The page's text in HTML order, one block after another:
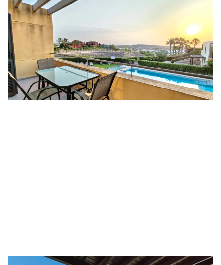
Piso de obra nueva con vistas al mar, piscina y
PUERTO VERA
226.800 €